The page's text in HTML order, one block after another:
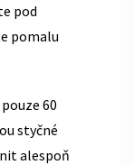
pod
pomalu
60
styčné
alespoň